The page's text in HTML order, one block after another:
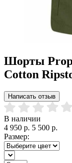
Шорты
Cotton
Написать отзыв
В наличии
4 950 р. 5 500 р.
Размер: